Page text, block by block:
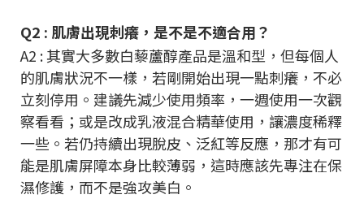
Q2 : 肌膚出現刺癢，是不是不適合用？
A2 : 其實大多數白藜蘆醇產品是溫和型，但每個人
的肌膚狀況不一樣，若剛開始出現一點刺癢，不必
立刻停用。建議先減少使用頻率，一週使用一次觀
察看看；或是改成乳液混合精華使用，讓濃度稀釋
一些。若仍持續出現脫皮、泛紅等反應，那才有可
能是肌膚屏障本身比較薄弱，這時應該先專注在保
濕修護，而不是強攻美白。